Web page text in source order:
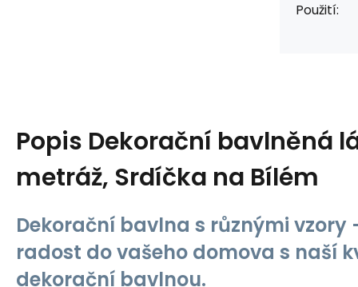
Použití:
Popis Dekorační bavlněná
metráž, Srdíčka na Bílém
Dekorační bavlna s různými vzory
radost do vašeho domova s naší
dekorační bavlnou.